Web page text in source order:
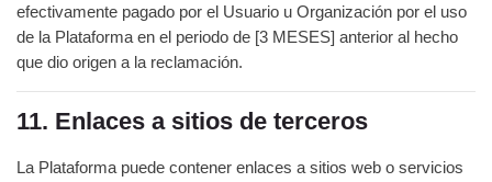
efectivamente pagado por el Usuario u Organización por el uso
de la Plataforma en el periodo de [3 MESES] anterior al hecho
que dio origen a la reclamación.
11. Enlaces a sitios de terceros
La Plataforma puede contener enlaces a sitios web o servicios